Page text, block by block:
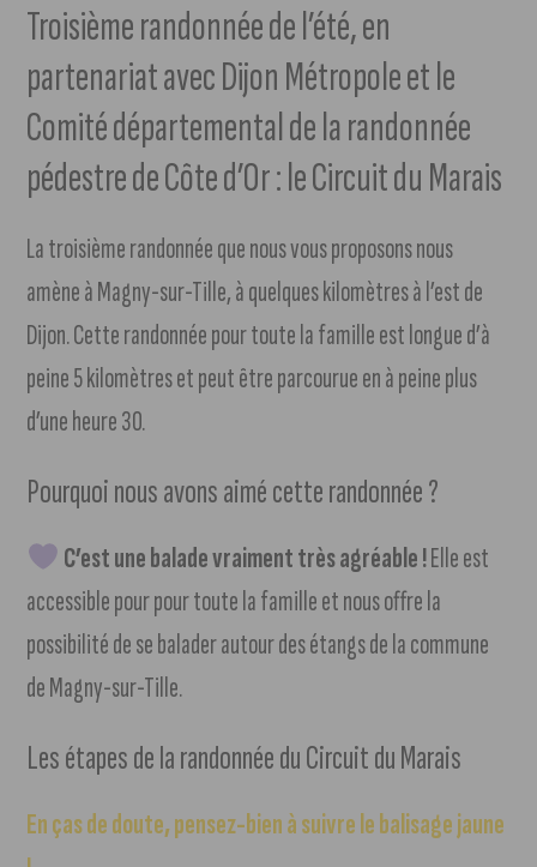
Troisième randonnée de l’été, en
partenariat avec Dijon Métropole et le
Comité départemental de la randonnée
pédestre de Côte d’Or : le Circuit du Marais
La troisième randonnée que nous vous proposons nous
amène à Magny-sur-Tille, à quelques kilomètres à l’est de
Dijon. Cette randonnée pour toute la famille est longue d’à
peine 5 kilomètres et peut être parcourue en à peine plus
d’une heure 30.
Pourquoi nous avons aimé cette randonnée ?
C’est une balade vraiment très agréable !Elle est
accessible pour pour toute la famille et nous offre la
possibilité de se balader autour des étangs de la commune
de Magny-sur-Tille.
Les étapes de la randonnée du Circuit du Marais
Enças de doute, pensez-bien à suivre le balisage jaune